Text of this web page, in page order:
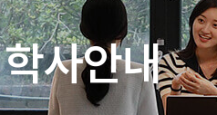
학사안내